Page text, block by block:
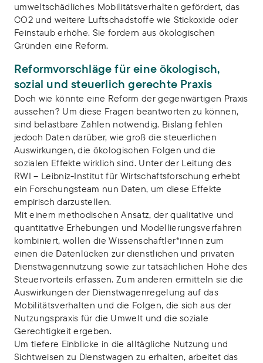
umweltschädliches Mobilitätsverhalten gefördert, das
CO2 und weitere Luftschadstoffe wie Stickoxide oder
Feinstaub erhöhe. Sie fordern aus ökologischen
Gründen eine Reform.
Reformvorschläge für eine ökologisch,
sozial und steuerlich gerechte Praxis
Doch wie könnte eine Reform der gegenwärtigen Praxis
aussehen? Um diese Fragen beantworten zu können,
sind belastbare Zahlen notwendig. Bislang fehlen
jedoch Daten darüber, wie groß die steuerlichen
Auswirkungen, die ökologischen Folgen und die
sozialen Effekte wirklich sind. Unter der Leitung des
RWI – Leibniz-Institut für Wirtschaftsforschung erhebt
ein Forschungsteam nun Daten, um diese Effekte
empirisch darzustellen.
Mit einem methodischen Ansatz, der qualitative und
quantitative Erhebungen und Modellierungsverfahren
kombiniert, wollen die Wissenschaftler*innen zum
einen die Datenlücken zur dienstlichen und privaten
Dienstwagennutzung sowie zur tatsächlichen Höhe des
Steuervorteils erfassen. Zum anderen ermitteln sie die
Auswirkungen der Dienstwagenregelung auf das
Mobilitätsverhalten und die Folgen, die sich aus der
Nutzungspraxis für die Umwelt und die soziale
Gerechtigkeit ergeben.
Um tiefere Einblicke in die alltägliche Nutzung und
Sichtweisen zu Dienstwagen zu erhalten, arbeitet das